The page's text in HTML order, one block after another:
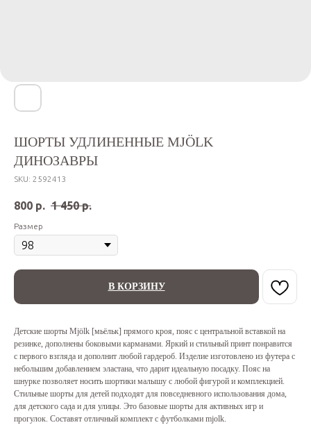
ШОРТЫ УДЛИНЕННЫЕ MJÖLK
ДИНОЗАВРЫ
SKU: 2592413
800 р. 1 450 р.
Размер
В КОРЗИНУ
Детские шорты Mjölk [мьёльк] прямого кроя, пояс с центральной вставкой на
резинке, дополнены боковыми карманами. Яркий и стильный принт понравится
с первого взгляда и дополнит любой гардероб. Изделие изготовлено из футера с
небольшим добавлением эластана, что дарит идеальную посадку. Пояс на
шнурке позволяет носить шортики малышу с любой фигурой и комплекцией.
Стильные шорты для детей подходят для повседневного использования дома,
для детского сада и для улицы. Это базовые шорты для активных игр и
прогулок. Составят отличный комплект с футболками mjolk.